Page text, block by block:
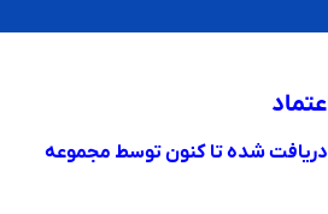
دریافت شده تا کنون توسط مجموعه